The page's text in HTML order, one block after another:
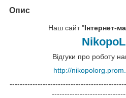
Опис
Наш сайт "Інтернет-
Відгуки про роботу
http://